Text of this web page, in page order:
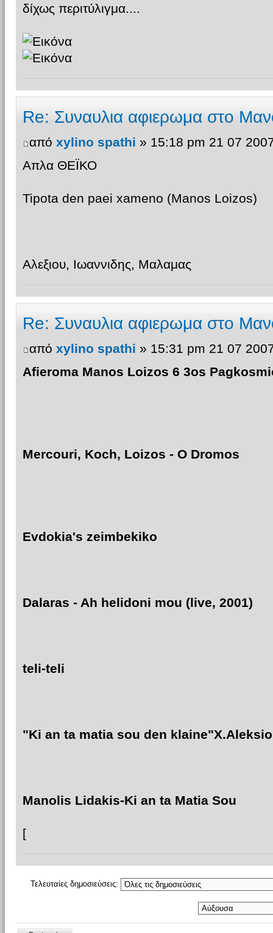
δίχως περιτύλιγμα....
Re: Συναυλια αφιερωμα στο
από xylino spathi » 15:18 pm 21 07
Απλα ΘΕΪΚΟ
Tipota den paei xameno (Manos Loizos)
Αλεξιου, Ιωαννιδης, Μαλαμας
Re: Συναυλια αφιερωμα στο
από xylino spathi » 15:31 pm 21 07
Afieroma Manos Loizos 6 3os
Mercouri, Koch, Loizos - O Dromos
Evdokia's zeimbekiko
Dalaras - Ah helidoni mou (live, 2001)
teli-teli
"Ki an ta matia sou den
Manolis Lidakis-Ki an ta Μatia Sou
[
Τελευταίες δημοσιεύσεις: